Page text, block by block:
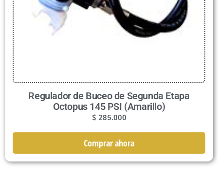
Regulador de Buceo de Segunda Etapa
Octopus 145 PSI (Amarillo)
$ 285.000
Comprar ahora